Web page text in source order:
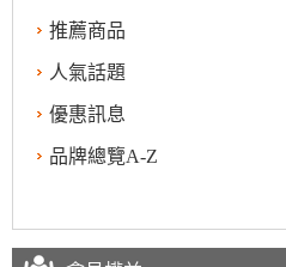
推薦商品
人氣話題
優惠訊息
品牌總覽A-Z